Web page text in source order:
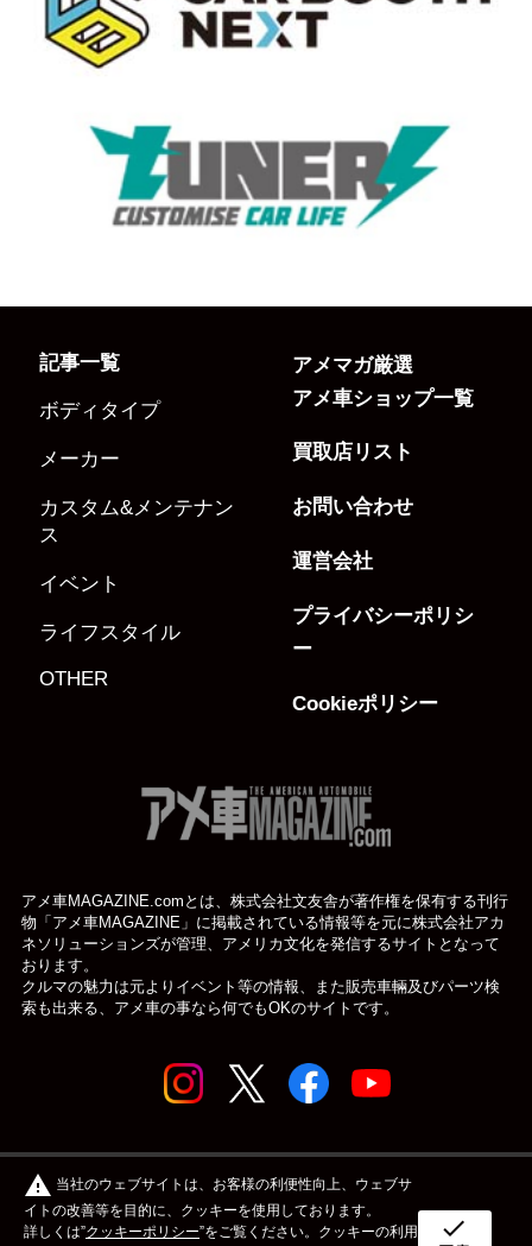
記事一覧
ボディタイプ
メーカー
カスタム&メンテナン
ス
イベント
ライフスタイル
OTHER
アメマガ厳選
アメ車ショップ一覧
買取店リスト
お問い合わせ
運営会社
プライバシーポリシ
ー
Cookieポリシー
アメ車MAGAZINE.comとは、株式会社文友舎が著作権を保有する刊行
物「アメ車MAGAZINE」に掲載されている情報等を元に株式会社アカ
ネソリューションズが管理、アメリカ文化を発信するサイトとなって
おります。
クルマの魅力は元よりイベント等の情報、また販売車輛及びパーツ検
索も出来る、アメ車の事なら何でもOKのサイトです。
© アメ車のWEBマガジン アメ車マガジン公式WEBサイト
warning 当社のウェブサイトは、お客様の利便性向上、ウェブサ
イトの改善等を目的に、クッキーを使用しております。
詳しくは”クッキーポリシー”をご覧ください。クッキーの利用
check